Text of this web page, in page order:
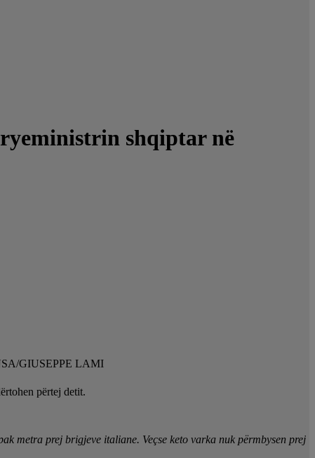
shqiptar në
GIUSEPPE LAMI
përtej detit.
metra prej brigjeve italiane. Veçse keto varka nuk përmbysen prej